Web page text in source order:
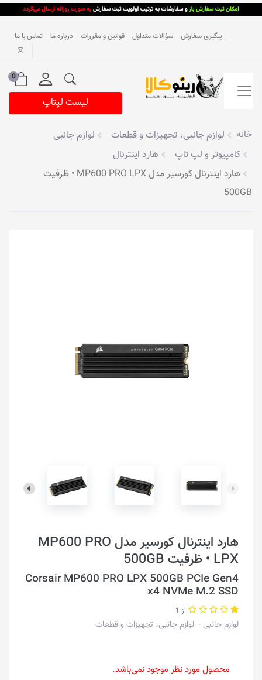
پیگیری سفارش سؤالات متداول قوانین و مقررات درباره ما تماس با ما
0
لیست لپتاپ
خانه لوازم جانبی، تجهیزات و قطعات
لوازم جانبی
کامپیوتر و لپ تاپ
هارد اینترنال
هارد اینترنال کورسیر مدل MP600 PRO LPX • ظرفیت
500GB
هارد اینترنال کورسیر مدل MP600 PRO
LPX • ظرفیت 500GB
Corsair MP600 PRO LPX 500GB PCIe Gen4
x4 NVMe M.2 SSD
از 1
لوازم جانبی لوازم جانبی، تجهیزات و قطعات
محصول مورد نظر موجود نمی‌باشد.